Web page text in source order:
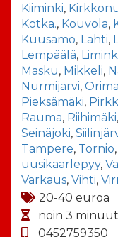
Kiiminki,
Kotka., Kouvola,
Kuusamo, Lahti,
Lempäälä,
Masku, Mikkeli,
Nurmijärvi,
Pieksämäki,
Rauma, Riihimäki,
Seinäjoki,
Tampere, Tornio,
uusikaarlepyy,
Varkaus, Vihti,
20-40 euroa
noin 3
0452759350